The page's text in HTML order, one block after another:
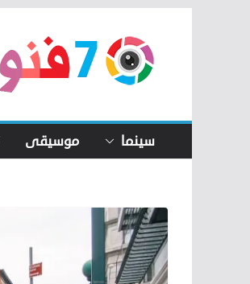
content
سينما موسيقى